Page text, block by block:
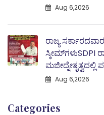
Aug 6,2026
ರಾಜ್ಯ
ಸ್ಕೀಮ್‌ಗಳುSDPI
ಮಜೀದ್ನೇತೃತ್ವದಲ್ಲಿ
Aug 6,2026
Categories